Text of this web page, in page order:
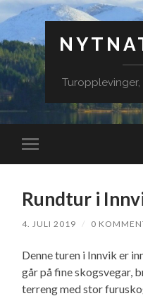
Veksle
mobilmeny
Rundtur i
4. JULI 2019 / 0
Denne turen i Innvik er
går på fine skogsvegar,
terreng med stor